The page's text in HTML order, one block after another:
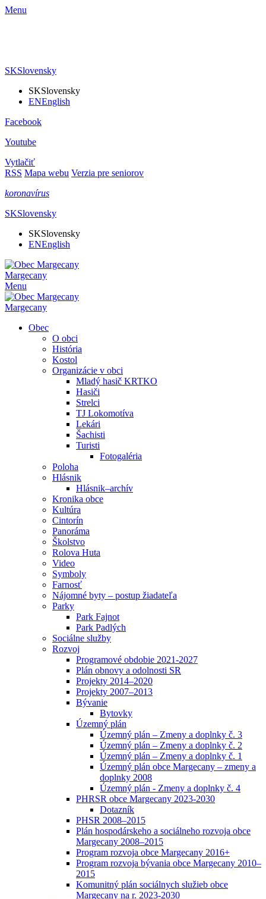
Menu
SKSlovensky
SKSlovensky
ENEnglish
Facebook
Youtube
Vytlačiť
RSS Mapa webu Verzia pre seniorov
koronavírus
SKSlovensky
SKSlovensky
ENEnglish
Margecany
Menu
Margecany
Obec
O obci
História
Kostol
Organizácie v obci
Mladý hasič KRTKO
Hasiči
Strelci
TJ Lokomotíva
Lekári
Šachisti
Turisti
Fotogaléria
Poloha
Hlásnik
Hlásnik–archív
Kronika obce
Kultúra
Cintorín
Panoráma
Školstvo
Rolova Huta
Video
Symboly
Farnosť
Nájomné byty – postup žiadateľa
Parky
Park Fajnot
Park Padlých
Sociálne služby
Rozvoj
Programové obdobie 2021-2027
Plán obnovy a odolnosti SR
Projekty 2014–2020
Projekty 2007–2013
Bývanie
Bytovky
Územný plán
Územný plán – Zmeny a doplnky č. 3
Územný plán – Zmeny a doplnky č. 2
Územný plán – Zmeny a doplnky č. 1
Územný plán obce Margecany – zmeny a
doplnky 2008
Územný plán - Zmeny a doplnky č. 4
PHRSR obce Margecany 2023-2030
Dotazník
PHSR 2008–2015
Plán hospodárskeho a sociálneho rozvoja obce
Margecany 2008–2015
Program rozvoja obce Margecany 2016+
Program rozvoja bývania obce Margecany 2010–
2015
Komunitný plán sociálnych služieb obce
Margecany na r. 2023-2030